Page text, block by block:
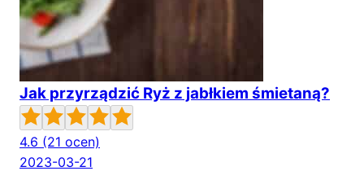
Jak przyrządzić Ryż z jabłkiem śmietaną?
4.6 (21 ocen)
2023-03-21